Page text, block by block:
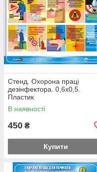
Стенд. Охорона праці
дезінфектора. 0,6х0,5.
Пластик
В наявності
450 ₴
Купити